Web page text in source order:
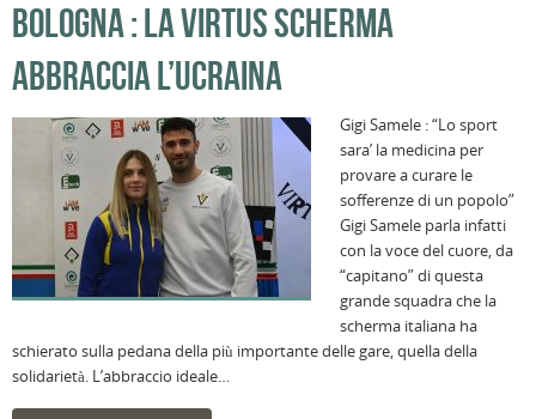
BOLOGNA : LA VIRTUS SCHERMA
ABBRACCIA L’UCRAINA
Gigi Samele : “Lo sport
sara’ la medicina per
provare a curare le
sofferenze di un popolo”
Gigi Samele parla infatti
con la voce del cuore, da
“capitano” di questa
grande squadra che la
scherma italiana ha
schierato sulla pedana della più importante delle gare, quella della
solidarietà. L’abbraccio ideale…